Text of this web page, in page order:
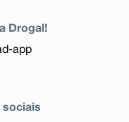
Drogal!
sociais